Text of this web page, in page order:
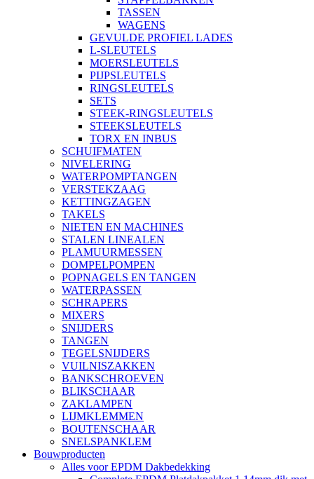
TASSEN
WAGENS
GEVULDE PROFIEL LADES
L-SLEUTELS
MOERSLEUTELS
PIJPSLEUTELS
RINGSLEUTELS
SETS
STEEK-RINGSLEUTELS
STEEKSLEUTELS
TORX EN INBUS
SCHUIFMATEN
NIVELERING
WATERPOMPTANGEN
VERSTEKZAAG
KETTINGZAGEN
TAKELS
NIETEN EN MACHINES
STALEN LINEALEN
PLAMUURMESSEN
DOMPELPOMPEN
POPNAGELS EN TANGEN
WATERPASSEN
SCHRAPERS
MIXERS
SNIJDERS
TANGEN
TEGELSNIJDERS
VUILNISZAKKEN
BANKSCHROEVEN
BLIKSCHAAR
ZAKLAMPEN
LIJMKLEMMEN
BOUTENSCHAAR
SNELSPANKLEM
Bouwproducten
Alles voor EPDM Dakbedekking